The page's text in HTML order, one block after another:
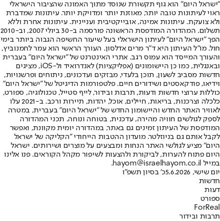
"ישראל היום" הוא גוף תקשורת שנוסד מתוך האמונה שהציבור הישראלי
ראוי לעיתונות טובה יותר, מאוזנת יותר ומדויקת יותר. עיתונות שמדברת
ולא צועקת. עיתונות אמינה, אובייקטיבית ועניינית. עיתונות אחרת וללא
תשלום. המהדורה המודפסת הראשונה פורסמה ב-30 ביולי 2007, וב-2010
הפך "ישראל היום" לעיתון הישראלי בעל שיעור החשיפה הגבוה ביותר בימי
חול. מו"ל העיתון היא ד"ר מרים אדלסון. העורך הראשי הוא עמר לחמנוביץ,
והעורך המייסד הוא עמוס רגב. אתרי האינטרנט של "ישראל היום" בעברית
ובאנגלית, כמו כן היישומונים (אפליקציות) לאנדרואיד ול-iOS, מציגים
חדשות מסביב לשעון, תוכן בלעדי, מבזקים ועדכונים, ניתוחים ופרשנויות,
וידיאו, פודקאסטים ושידורים חיים. פלטפורמות הדיגיטל של "ישראל היום"
כוללות ערוצי חדשות ודעות, תרבות ובידור, לייף סטייל, טכנולוגיה, ספורט,
כלכלה וצרכנות, בריאות, חיילים, אוכל, יהדות, תיירות ורכב. ב-2021 עלו
לאוויר האתר החדש והיישומון החדש של "ישראל היום" בעברית, במטרה
לספק לגולשים חוויה מהירה, עדכנית, בטוחה ונוחה. תכני המהדורה
המודפסת של העיתון זמינים גם באתר, במהדורה יומית מקוונת, ואפשר
לקבל אותם גם בניוזלטר. מועדון ההטבות הייחודי "הקליקה של ישראל
היום" מציע לגולשי האתר הנחות ומבצעים על מוצרים ושירותים. ישראל
היום פתוח להערות, לביקורת ולהצעות לשיפור מקהל הקוראים. פנו אלינו
במייל hayom@israelhayom.co.il.
יום שישי, 5.6.2026
כ' בסיון תשפ"ו
חדשות
דעות
ספורט
ForReal
תרבות ובידור